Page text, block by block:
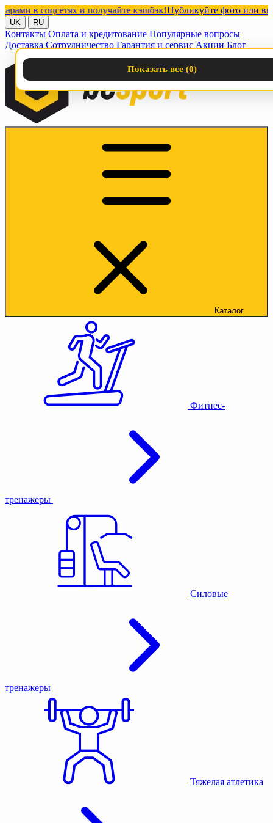
в соцсетях и получайте кэшбэк!Публикуйте фото или видео
UK RU
Контакты Оплата и кредитование Популярные вопросы
Доставка Сотрудничество Гарантия и сервис Акции Блог
Каталог
Фитнес-
тренажеры
Силовые
тренажеры
Тяжелая атлетика
Показать все (0)